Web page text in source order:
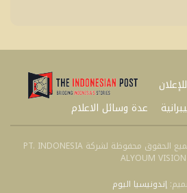
للإعلان
عدة وسائل الاعلام
© 2026 إندونيسيا اليوم. جميع الحقوق محفوظة لشركة PT. INDONESIA
ALYOUM VISION
إندونيسيا اليوم